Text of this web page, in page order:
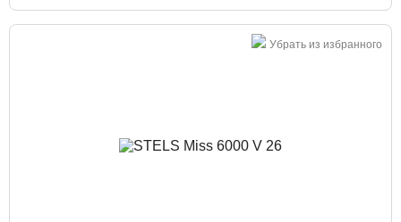
Убрать из избранного